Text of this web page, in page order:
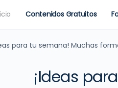
Contenidos Gratuitos
para tu semana! Muchas
¡Ideas